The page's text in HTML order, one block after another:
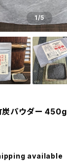
1/5
炭パウダー 450g
available